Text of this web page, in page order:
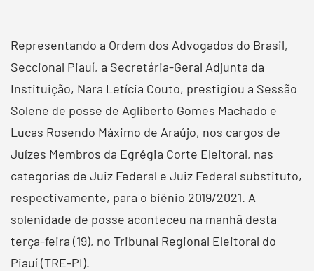
Representando a Ordem dos Advogados do Brasil,
Seccional Piauí, a Secretária-Geral Adjunta da
Instituição, Nara Letícia Couto, prestigiou a Sessão
Solene de posse de Agliberto Gomes Machado e
Lucas Rosendo Máximo de Araújo, nos cargos de
Juízes Membros da Egrégia Corte Eleitoral, nas
categorias de Juiz Federal e Juiz Federal substituto,
respectivamente, para o biênio 2019/2021. A
solenidade de posse aconteceu na manhã desta
terça-feira (19), no Tribunal Regional Eleitoral do
Piauí (TRE-PI).